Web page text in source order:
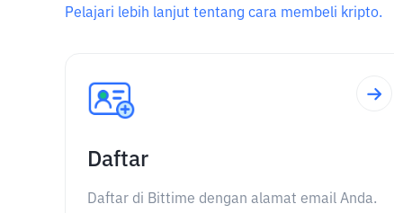
Pelajari lebih lanjut tentang cara membeli kripto.
Daftar
Daftar di Bittime dengan alamat email Anda.